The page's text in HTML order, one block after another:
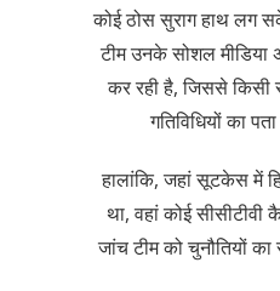
कोई ठोस सुराग हाथ लग
टीम उनके सोशल
कर रही है, जिससे किसी
गतिविधियों का
हालांकि, जहां सूटकेस में
था, वहां कोई
जांच टीम को चुनौतियों